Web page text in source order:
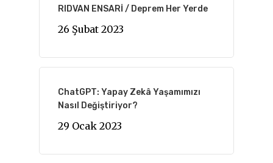
RIDVAN ENSARİ / Deprem Her Yerde
26 Şubat 2023
ChatGPT: Yapay Zekâ Yaşamımızı
Nasıl Değiştiriyor?
29 Ocak 2023